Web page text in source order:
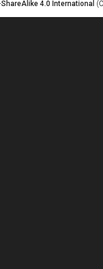
4.0 International